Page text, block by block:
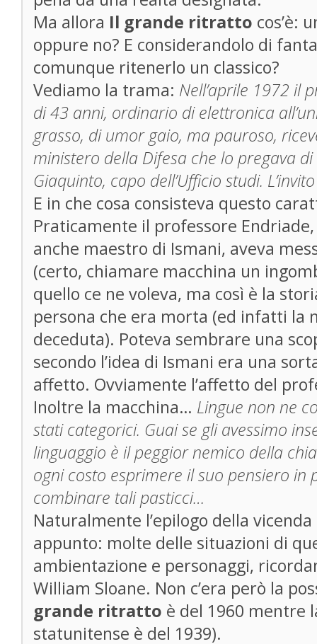
Ma allora Il grande ritratto cos’è:
oppure no? E considerandolo di
comunque ritenerlo un classico?
Vediamo la trama: Nell’aprile 1972 il
di 43 anni, ordinario di elettronica
grasso, di umor gaio, ma pauroso,
ministero della Difesa che lo pregava
Giaquinto, capo dell’Ufficio studi.
E in che cosa consisteva questo
Praticamente il professore
anche maestro di Ismani, aveva
(certo, chiamare macchina un
quello ce ne voleva, ma così è la
persona che era morta (ed infatti la
deceduta). Poteva sembrare una
secondo l’idea di Ismani era una
affetto. Ovviamente l’affetto del
Inoltre la macchina… Lingue non ne
stati categorici. Guai se gli avessimo
linguaggio è il peggior nemico della
ogni costo esprimere il suo pensiero in
combinare tali pasticci…
Naturalmente l’epilogo della
appunto: molte delle situazioni di
ambientazione e personaggi,
William Sloane. Non c’era però la
grande ritratto è del 1960 mentre
statunitense è del 1939).